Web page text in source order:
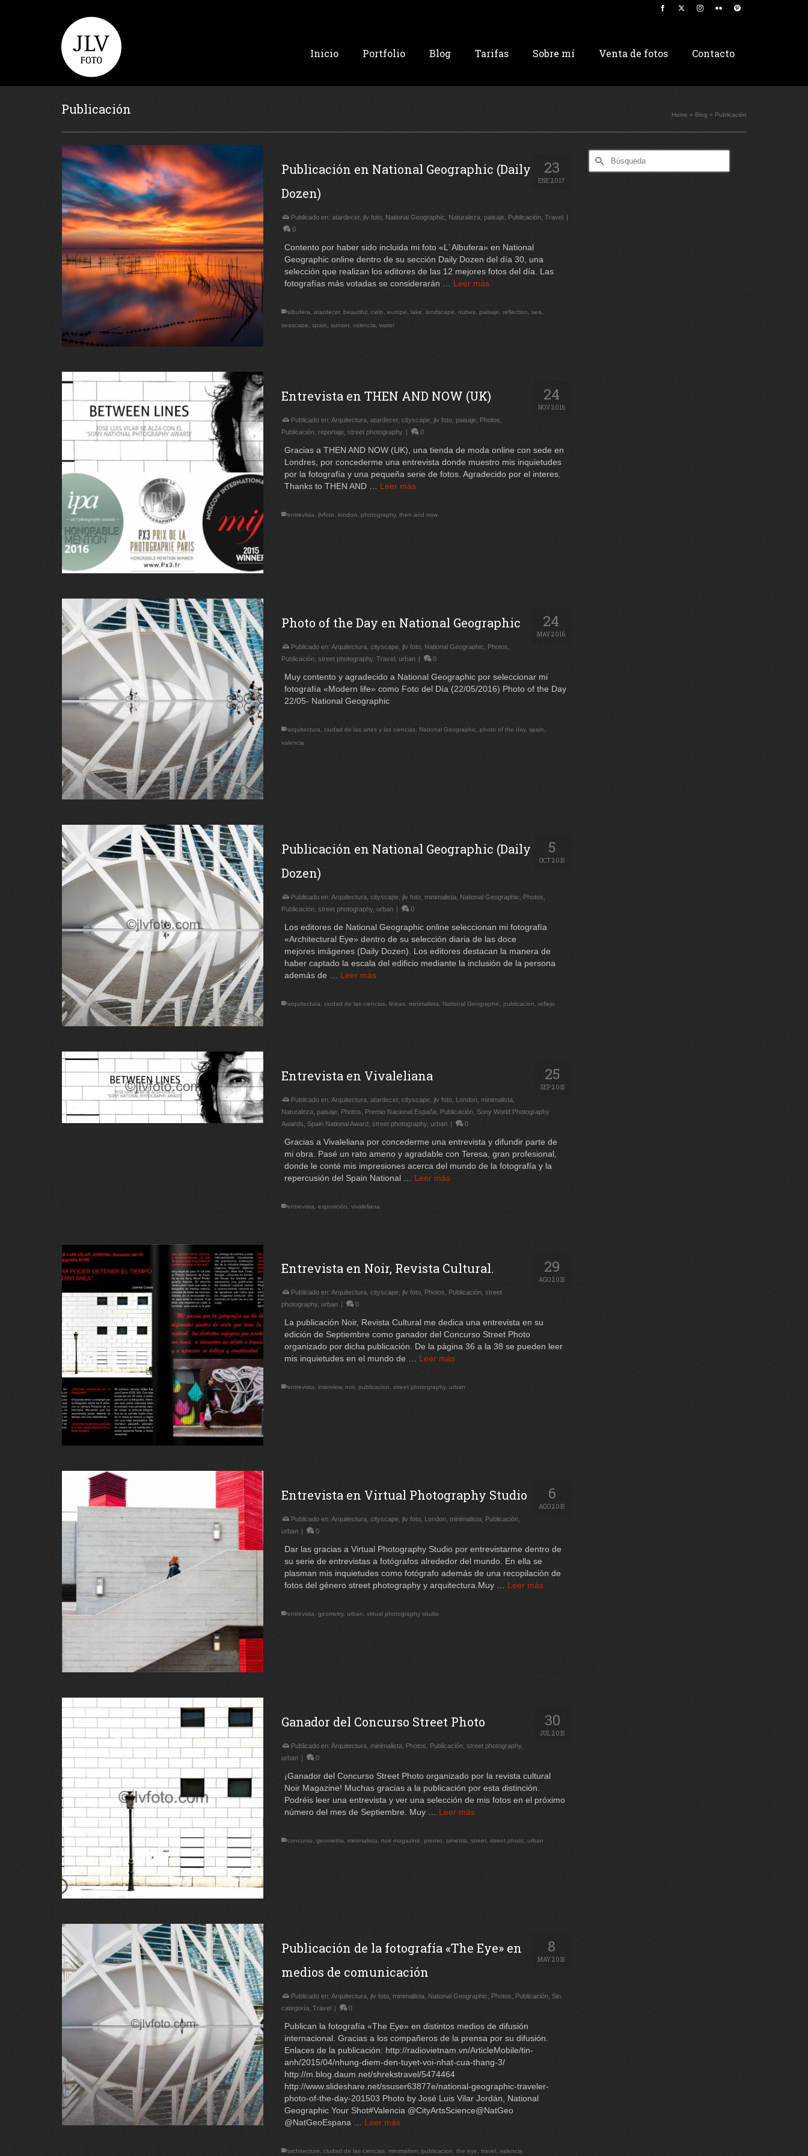
Inicio Portfolio Blog Tarifas Sobre mí Venta de fotos Contacto
Publicación Home » Blog » Publicación
23
ENE 2017
Publicación en National Geographic (Daily
Dozen)
Publicado en: atardecer, jlv foto, National Geographic Naturaleza, paisaje, Publicación, Travel |
0
Contento por haber sido incluida mi foto «L´Albufera» en National
Geographic online dentro de su sección Daily Dozen del día 30, una
selección que realizan los editores de las 12 mejores fotos del día. Las
fotografías más votadas se considerarán … Leer más
albufera atardecer, beautiful, cielo europe lake landscape nubes, paisaje reflection sea
seascape
spain sunset, valencia water
24
NOV 2016
Entrevista en THEN AND NOW (UK)
Publicado en: Arquitectura, atardecer, cityscape, jlv foto, paisaje, Photos
Publicación, reportaje, street photography | 0
Gracias a THEN AND NOW (UK), una tienda de moda online con sede en
Londres, por concederme una entrevista donde muestro mis inquietudes
por la fotografía y una pequeña serie de fotos. Agradecido por el interes.
Thanks to THEN AND … Leer más
entrevista jlvfoto london photography, then and now
24
MAY 2016
Photo of the Day en National Geographic
Publicado en: Arquitectura, cityscape, jlv foto, National Geographic Photos
Publicación, street photography, Travel, urban | 0
Muy contento y agradecido a National Geographic por seleccionar mi
fotografía «Modern life» como Foto del Día (22/05/2016) Photo of the Day
22/05- National Geographic
arquitectura ciudad de las artes y las ciencias, National Geographic, photo of the day, spain
valencia
5
OCT 2015
Publicación en National Geographic (Daily
Dozen)
Publicado en: Arquitectura, cityscape, jlv foto, minimalista, National Geographic Photos
Publicación, street photography, urban 0
Los editores de National Geographic online seleccionan mi fotografía
«Architectural Eye» dentro de su selección diaria de las doce
mejores imágenes (Daily Dozen). Los editores destacan la manera de
haber captado la escala del edificio mediante la inclusión de la persona
además de … Leer más
arquitectura, ciudad de las ciencias, lineas, minimalista, National Geographic, publicacion, reflejo
25
SEP 2015
Entrevista en Vivaleliana
Publicado en: Arquitectura, atardecer, cityscape, jlv foto, London, minimalista,
Naturaleza paisaje, Photos Premio Nacional España, Publicación, Sony World Photography
Awards Spain National Award, street photography, urban | 0
Gracias a Vivaleliana por concederme una entrevista y difundir parte de
mi obra. Pasé un rato ameno y agradable con Teresa, gran profesional,
donde le conté mis impresiones acerca del mundo de la fotografía y la
repercusión del Spain National … Leer más
entrevista exposición vivaleliana
29
AGO 2015
Entrevista en Noir, Revista Cultural.
Publicado en: Arquitectura, cityscape, jlv foto, Photos Publicación, street
photography, urban | 0
La publicación Noir, Revista Cultural me dedica una entrevista en su
edición de Septiembre como ganador del Concurso Street Photo
organizado por dicha publicación. De la página 36 a la 38 se pueden leer
mis inquietudes en el mundo de … Leer más
entrevista interview, noir, publicacion street photography, urban
6
AGO 2015
Entrevista en Virtual Photography Studio
Publicado en: Arquitectura cityscape, jlv foto, London, minimalista, Publicación,
urban | 0
Dar las gracias a Virtual Photography Studio por entrevistarme dentro de
su serie de entrevistas a fotógrafos alrededor del mundo. En ella se
plasman mis inquietudes como fotógrafo además de una recopilación de
fotos del género street photography y arquitectura.Muy … Leer más
entrevista geometry, urban virtual photography studio
30
JUL 2015
Ganador del Concurso Street Photo
Publicado en: Arquitectura, minimalista Photos Publicación, street photography,
urban | 0
¡Ganador del Concurso Street Photo organizado por la revista cultural
Noir Magazine! Muchas gracias a la publicación por esta distinción.
Podréis leer una entrevista y ver una selección de mis fotos en el próximo
número del mes de Septiembre. Muy … Leer más
concurso geometria minimalista noir magazine premio simetria street, street photo urban
8
MAY 2015
Publicación de la fotografía «The Eye» en
medios de comunicación
Publicado en: Arquitectura, jlv foto, minimalista, National Geographic, Photos, Publicación, Sin
categoría, Travel 0
Publican la fotografía «The Eye» en distintos medios de difusión
internacional. Gracias a los compañeros de la prensa por su difusión.
Enlaces de la publicación: http://radiovietnam.vn/ArticleMobile/tin-
anh/2015/04/nhung-diem-den-tuyet-voi-nhat-cua-thang-3/
http://m.blog.daum.net/shrekstravel/5474464
http://www.slideshare.net/ssuser63877e/national-geographic-traveler-
photo-of-the-day-201503 Photo by José Luis Vilar Jordán, National
Geographic Your Shot#Valencia @CityArtsScience@NatGeo
@NatGeoEspana … Leer más
architecture, ciudad de las ciencias, minimalism, publicacion, the eye, travel , valencia
Buscar
por: